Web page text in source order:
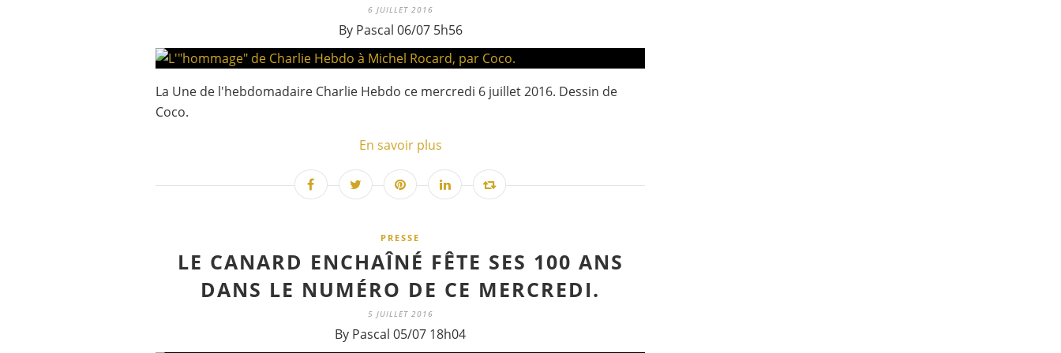
6 JUILLET 2016
By Pascal 06/07 5h56
La Une de l'hebdomadaire Charlie Hebdo ce mercredi 6 juillet 2016. Dessin de
Coco.
En savoir plus
PRESSE
LE CANARD ENCHAÎNÉ FÊTE SES 100 ANS
DANS LE NUMÉRO DE CE MERCREDI.
5 JUILLET 2016
By Pascal 05/07 18h04